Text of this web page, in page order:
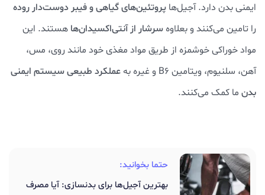
ایمنی بدن دارد. آجیل‌ها پروتئین‌های گیاهی و فیبر دوست‌دار روده
را تامین می‌کنند و بعلاوهسرشار از آنتی‌اکسیدان‌ها هستند. این
مواد خوراکی خوشمزه از طریق مواد مغذی خود مانند روی، مس،
آهن، سلنیوم، ویتامین B6 و غیره به
عملکرد طبیعی سیستم ایمنی
بدن ما کمک می‌کنند.
حتما بخوانید:
بهترین آجیل‌ها برای بدنسازی: آیا مصرف